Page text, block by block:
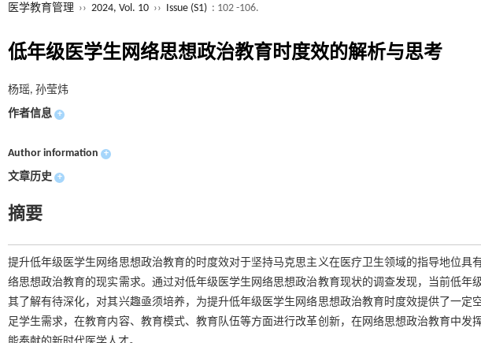
医学教育管理 ›› 2024, Vol. 10 ›› Issue (S1) : 102 -106.
低年级医学生网络思想政治教育时度效的解析与思考
杨瑶, 孙莹炜
作者信息 +
Author information +
文章历史 +
摘要
提升低年级医学生网络思想政治教育的时度效对于坚持马克思主义在医疗卫生领域的指导地位具
络思想政治教育的现实需求。通过对低年级医学生网络思想政治教育现状的调查发现，当前低年
其了解有待深化，对其兴趣亟须培养，为提升低年级医学生网络思想政治教育时度效提供了一定
足学生需求，在教育内容、教育模式、教育队伍等方面进行改革创新，在网络思想政治教育中发